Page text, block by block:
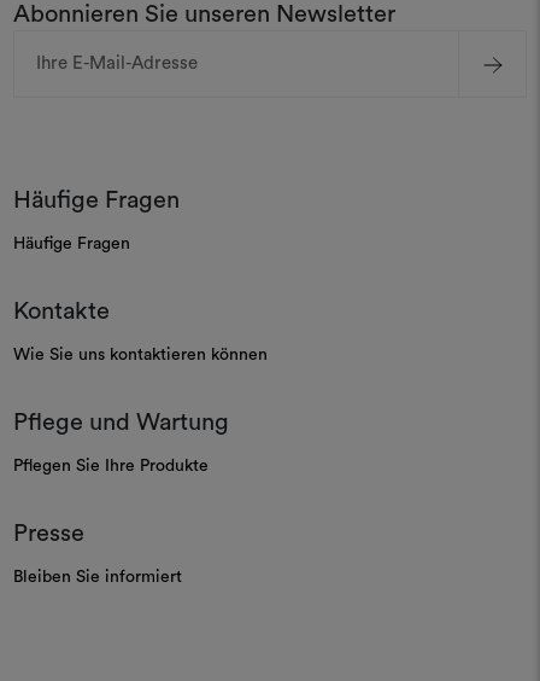
Abonnieren Sie unseren Newsletter
Mail-
Häufige Fragen
Häufige Fragen
Kontakte
Wie Sie uns kontaktieren können
Pflege und Wartung
Pflegen Sie Ihre Produkte
Presse
Bleiben Sie informiert